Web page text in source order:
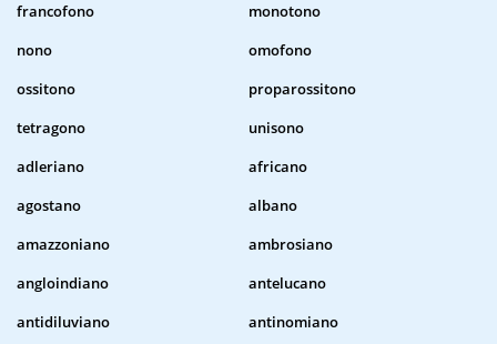
francofono
monotono
nono
omofono
ossitono
proparossitono
tetragono
unisono
adleriano
africano
agostano
albano
amazzoniano
ambrosiano
angloindiano
antelucano
antidiluviano
antinomiano